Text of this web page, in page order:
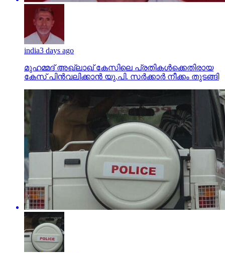
india3 days ago
മുഹമ്മദ് അഖ്‌ലാഖ് കേസിലെ പ്രതികള്‍ക്കെതിരായ
കേസ് പിന്‍വലിക്കാന്‍ യു.പി. സര്‍ക്കാര്‍ നീക്കം തുടങ്ങി